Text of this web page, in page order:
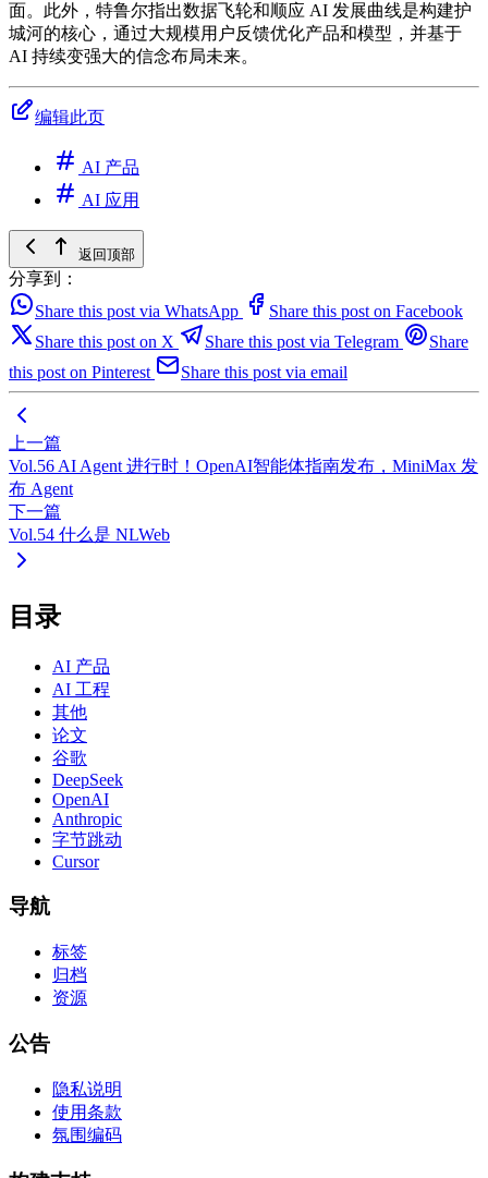
面。此外，特鲁尔指出数据飞轮和顺应 AI 发展曲线是构建护
城河的核心，通过大规模用户反馈优化产品和模型，并基于
AI 持续变强大的信念布局未来。
编辑此页
AI 产品
AI 应用
返回顶部
分享到：
Share this post via WhatsApp
Share this post on Facebook
Share this post on X
Share this post via Telegram
Share
this post on Pinterest
Share this post via email
上一篇
Vol.56 AI Agent 进行时！OpenAI智能体指南发布，MiniMax 发
布 Agent
下一篇
Vol.54 什么是 NLWeb
目录
AI 产品
AI 工程
其他
论文
谷歌
DeepSeek
OpenAI
Anthropic
字节跳动
Cursor
导航
标签
归档
资源
公告
隐私说明
使用条款
氛围编码